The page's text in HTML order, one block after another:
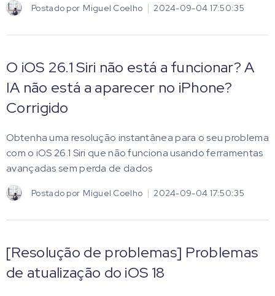
Postado por Miguel Coelho 2024-09-04 17:50:35
O iOS 26.1 Siri não está a funcionar? A
IA não está a aparecer no iPhone?
Corrigido
Obtenha uma resolução instantânea para o seu problema
com o iOS 26.1 Siri que não funciona usando ferramentas
avançadas sem perda de dados
Postado por Miguel Coelho 2024-09-04 17:50:35
[Resolução de problemas] Problemas
de atualização do iOS 18